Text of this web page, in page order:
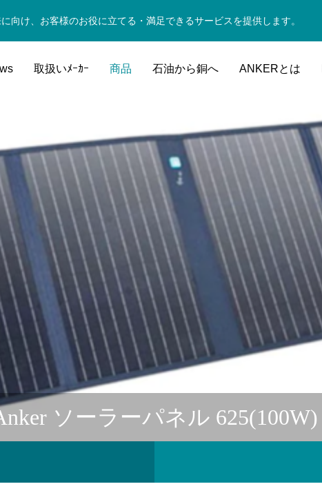
向け、お客様のお役に立てる・満足できるサービスを提供します。
取扱いﾒｰｶｰ 商品 石油から銅へ ANKERとは
ソーラーパネル 625(100W)